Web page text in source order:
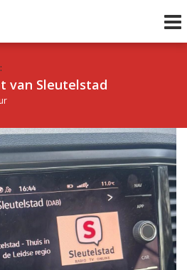
van Sleutelstad
uur 1 van 0 Volgend uur